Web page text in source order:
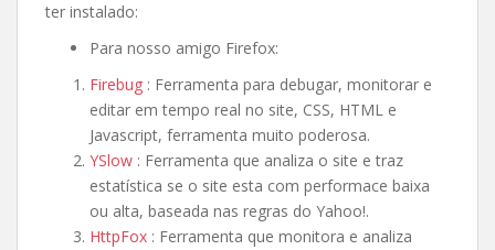
ter instalado:
Para nosso amigo Firefox:
Firebug : Ferramenta para debugar, monitorar e
editar em tempo real no site, CSS, HTML e
Javascript, ferramenta muito poderosa.
YSlow : Ferramenta que analiza o site e traz
estatística se o site esta com performace baixa
ou alta, baseada nas regras do Yahoo!.
HttpFox : Ferramenta que monitora e analiza